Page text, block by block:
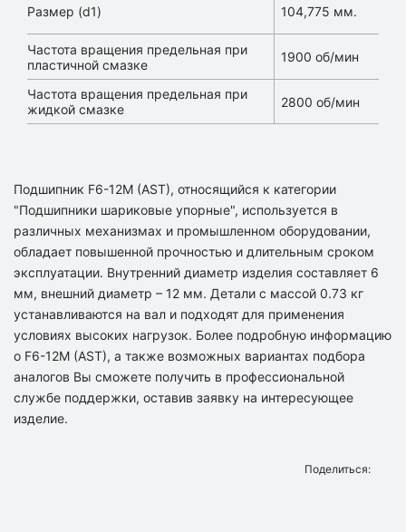
Размер (d1) 104,775 мм.
Частота вращения предельная при
пластичной смазке
1900 об/мин
Частота вращения предельная при
жидкой смазке
2800 об/мин
Подшипник F6-12M (AST), относящийся к категории
"Подшипники шариковые упорные", используется в
различных механизмах и промышленном оборудовании,
обладает повышенной прочностью и длительным сроком
эксплуатации. Внутренний диаметр изделия составляет 6
мм, внешний диаметр – 12 мм. Детали с массой 0.73 кг
устанавливаются на вал и подходят для применения
условиях высоких нагрузок. Более подробную информацию
о F6-12M (AST), а также возможных вариантах подбора
аналогов Вы сможете получить в профессиональной
службе поддержки, оставив заявку на интересующее
изделие.
Поделиться: